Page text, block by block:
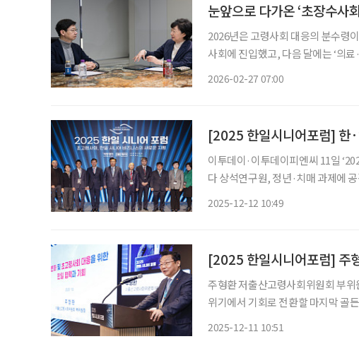
눈앞으로 다가온 ‘초장수사
2026년은 고령사회 대응의 분수령
사회에 진입했고, 다음 달에는 ‘의
2026-02-27 07:00
이투데이·이투데이피엔씨 11일
다 상석연구원, 정년·치매 과제에
2025-12-12 10:49
주형환 저출산고령사회위원회 부
위기에서 기회로 전환할 마지막 골
2025-12-11 10:51